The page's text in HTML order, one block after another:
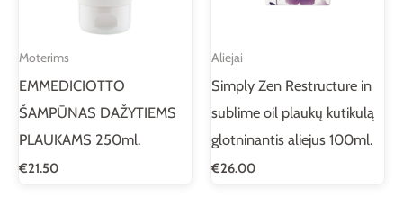
Moterims
EMMEDICIOTTO
ŠAMPŪNAS DAŽYTIEMS
PLAUKAMS 250ml.
€21.50
Aliejai
Simply Zen Restructure in
sublime oil plaukų kutikulą
glotninantis aliejus 100ml.
€26.00